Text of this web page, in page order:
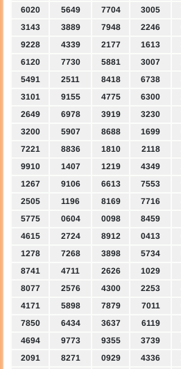
6020
5649 7704 3005
3143
3889 7948 2246
9228
4339 2177 1613
6120
7730 5881 3007
5491
2511 8418 6738
3101
9155 4775 6300
2649
6978 3919 3230
3200
5907 8688 1699
7221
8836 1810 2118
9910
1407 1219 4349
1267
9106 6613 7553
2505
1196 8169 7716
5775
0604 0098 8459
4615
2724 8912 0413
1278
7268 3898 5734
8741
4711 2626 1029
8077
2576 4300 2253
4171
5898 7879 7011
7850
6434 3637 6119
4694
9773 9355 3739
2091
8271 0929 4336